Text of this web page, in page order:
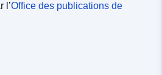
Ressource:
l’Office des publications de